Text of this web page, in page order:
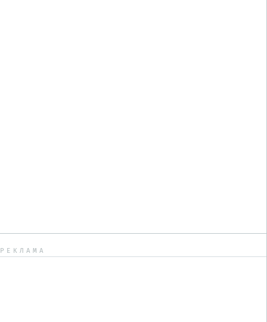
РЕКЛАМА